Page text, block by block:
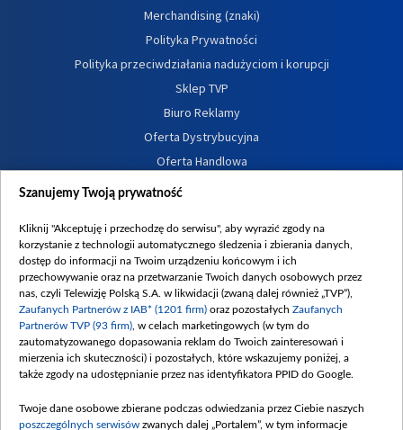
Merchandising (znaki)
Polityka Prywatności
Polityka przeciwdziałania nadużyciom i korupcji
Sklep TVP
Biuro Reklamy
Oferta Dystrybucyjna
Oferta Handlowa
Dostępność
Procedura zgłoszeń wewnętrznych
Szanujemy Twoją prywatność
Kliknij "Akceptuję i przechodzę do serwisu", aby wyrazić zgody na
korzystanie z technologii automatycznego śledzenia i zbierania danych,
dostęp do informacji na Twoim urządzeniu końcowym i ich
przechowywanie oraz na przetwarzanie Twoich danych osobowych przez
nas, czyli Telewizję Polską S.A. w likwidacji (zwaną dalej również „TVP”),
Zaufanych Partnerów z IAB* (1201 firm) oraz pozostałych Zaufanych
Partnerów TVP (93 firm) , w celach marketingowych (w tym do
zautomatyzowanego dopasowania reklam do Twoich zainteresowań i
mierzenia ich skuteczności) i pozostałych, które wskazujemy poniżej, a
także zgody na udostępnianie przez nas identyfikatora PPID do Google.
Twoje dane osobowe zbierane podczas odwiedzania przez Ciebie naszych
poszczególnych serwisów zwanych dalej „Portalem”, w tym informacje